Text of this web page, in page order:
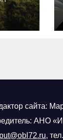
сайта:
АНО
, тел.